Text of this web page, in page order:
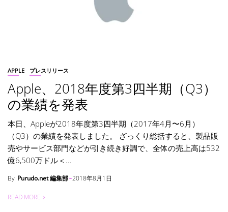
APPLE プレスリリース
Apple、2018年度第3四半期（Q3）
の業績を発表
本日、Appleが2018年度第3四半期（2017年4月〜6月）
（Q3）の業績を発表しました。 ざっくり総括すると、製品販
売やサービス部門などが引き続き好調で、全体の売上高は532
億6,500万ドル＜...
By Purudo.net 編集部 2018年8月1日
READ MORE